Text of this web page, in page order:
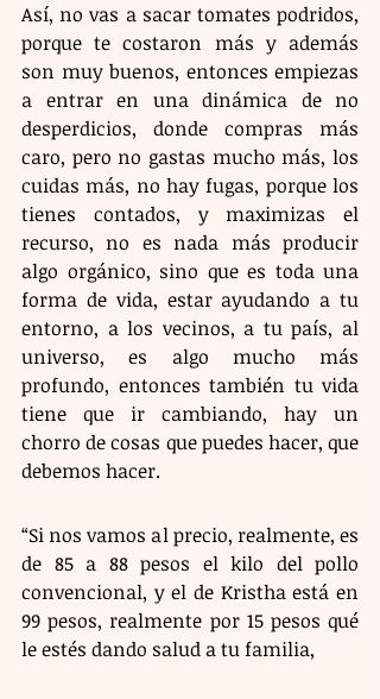
Así, no vas a sacar tomates podridos,
porque te costaron más y además
son muy buenos, entonces empiezas
a entrar en una dinámica de no
desperdicios, donde compras más
caro, pero no gastas mucho más, los
cuidas más, no hay fugas, porque los
tienes contados, y maximizas el
recurso, no es nada más producir
algo orgánico, sino que es toda una
forma de vida, estar ayudando a tu
entorno, a los vecinos, a tu país, al
universo, es algo mucho más
profundo, entonces también tu vida
tiene que ir cambiando, hay un
chorro de cosas que puedes hacer, que
debemos hacer.
“Si nos vamos al precio, realmente, es
de 85 a 88 pesos el kilo del pollo
convencional, y el de Kristha está en
99 pesos, realmente por 15 pesos qué
le estés dando salud a tu familia,